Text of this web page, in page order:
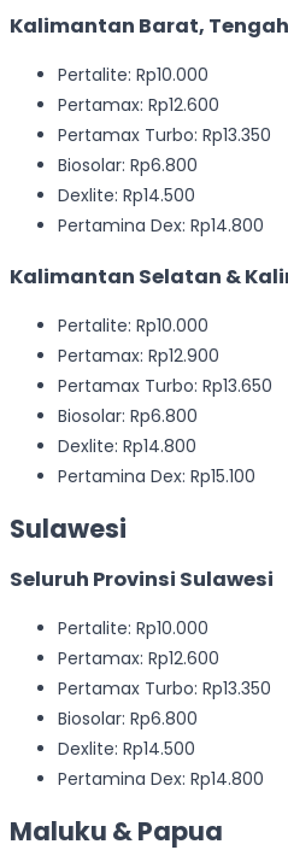
Kalimantan Barat,
Pertalite: Rp10.000
Pertamax: Rp12.600
Pertamax Turbo: Rp13.350
Biosolar: Rp6.800
Dexlite: Rp14.500
Pertamina Dex: Rp14.800
Kalimantan Selatan &
Pertalite: Rp10.000
Pertamax: Rp12.900
Pertamax Turbo: Rp13.650
Biosolar: Rp6.800
Dexlite: Rp14.800
Pertamina Dex: Rp15.100
Sulawesi
Seluruh Provinsi Sulawesi
Pertalite: Rp10.000
Pertamax: Rp12.600
Pertamax Turbo: Rp13.350
Biosolar: Rp6.800
Dexlite: Rp14.500
Pertamina Dex: Rp14.800
Maluku & Papua